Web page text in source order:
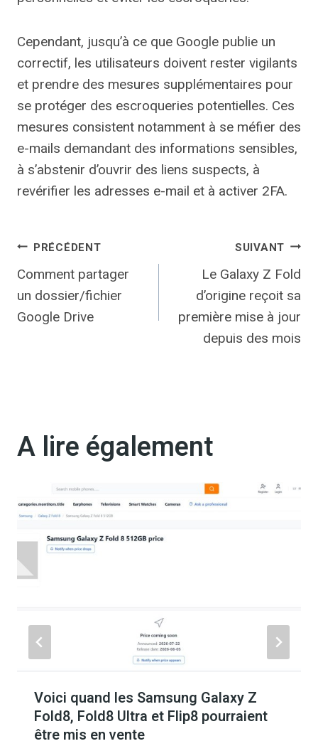
Cependant, jusqu’à ce que Google publie un
correctif, les utilisateurs doivent rester vigilants
et prendre des mesures supplémentaires pour
se protéger des escroqueries potentielles. Ces
mesures consistent notamment à se méfier des
e-mails demandant des informations sensibles,
à s’abstenir d’ouvrir des liens suspects, à
revérifier les adresses e-mail et à activer 2FA.
Navigation
de
l’article
PRÉCÉDENT
Comment partager
un dossier/fichier
Google Drive
SUIVANT
Le Galaxy Z Fold
d’origine reçoit sa
première mise à jour
depuis des mois
A lire également
Voici quand les Samsung Galaxy Z
Fold8, Fold8 Ultra et Flip8 pourraient
être mis en vente